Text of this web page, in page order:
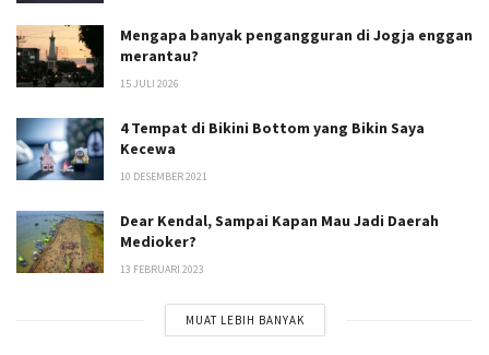
Mengapa banyak pengangguran di Jogja enggan
merantau?
15 JULI 2026
4 Tempat di Bikini Bottom yang Bikin Saya
Kecewa
10 DESEMBER 2021
Dear Kendal, Sampai Kapan Mau Jadi Daerah
Medioker?
13 FEBRUARI 2023
MUAT LEBIH BANYAK